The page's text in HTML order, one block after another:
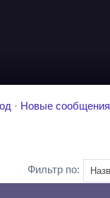
· Новые сообщения
Фильтр по: